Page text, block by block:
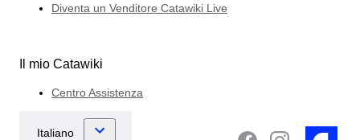
Diventa un Venditore Catawiki Live
Il mio Catawiki
Centro Assistenza